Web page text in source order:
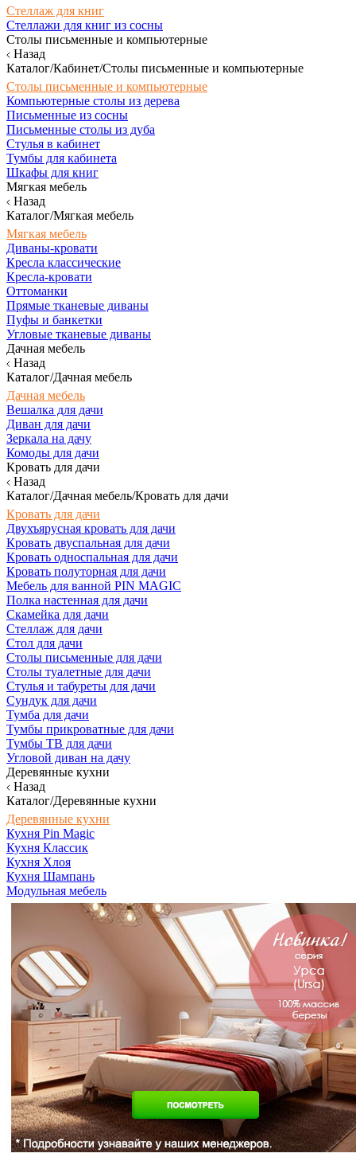
Стеллаж для книг
Стеллажи для книг из сосны
Столы письменные и компьютерные
Назад
Каталог/Кабинет/Столы письменные и компьютерные
Столы письменные и компьютерные
Компьютерные столы из дерева
Письменные из сосны
Письменные столы из дуба
Стулья в кабинет
Тумбы для кабинета
Шкафы для книг
Мягкая мебель
Назад
Каталог/Мягкая мебель
Мягкая мебель
Диваны-кровати
Кресла классические
Кресла-кровати
Оттоманки
Прямые тканевые диваны
Пуфы и банкетки
Угловые тканевые диваны
Дачная мебель
Назад
Каталог/Дачная мебель
Дачная мебель
Вешалка для дачи
Диван для дачи
Зеркала на дачу
Комоды для дачи
Кровать для дачи
Назад
Каталог/Дачная мебель/Кровать для дачи
Кровать для дачи
Двухъярусная кровать для дачи
Кровать двуспальная для дачи
Кровать односпальная для дачи
Кровать полуторная для дачи
Мебель для ванной PIN MAGIC
Полка настенная для дачи
Скамейка для дачи
Стеллаж для дачи
Стол для дачи
Столы письменные для дачи
Столы туалетные для дачи
Стулья и табуреты для дачи
Сундук для дачи
Тумба для дачи
Тумбы прикроватные для дачи
Тумбы ТВ для дачи
Угловой диван на дачу
Деревянные кухни
Назад
Каталог/Деревянные кухни
Деревянные кухни
Кухня Pin Magic
Кухня Классик
Кухня Хлоя
Кухня Шампань
Модульная мебель